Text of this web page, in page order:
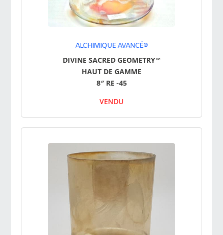
ALCHIMIQUE AVANCÉ®
DIVINE SACRED GEOMETRY™
HAUT DE GAMME
8″ RE -45
VENDU